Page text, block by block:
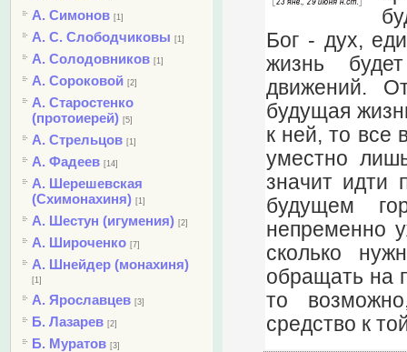
А. Симонов [1]
А. С. Слободчиковы [1]
А. Солодовников [1]
А. Сороковой [2]
А. Старостенко
(протоиерей) [5]
А. Стрельцов [1]
А. Фадеев [14]
А. Шерешевская
(Схимонахиня) [1]
А. Шестун (игумения) [2]
А. Широченко [7]
А. Шнейдер (монахиня)
[1]
А. Ярославцев [3]
Б. Лазарев [2]
Б. Муратов [3]
Бог - дух,
жизнь
движений.
будущая
к ней, то все
уместно
значит идти
будущем
непременно
сколько
обращать на
то
средство к